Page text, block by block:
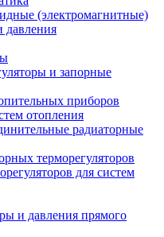
(электромагнитные)
давления
и запорные
приборов
отопления
радиаторные
терморегуляторов
для систем
и давления прямого